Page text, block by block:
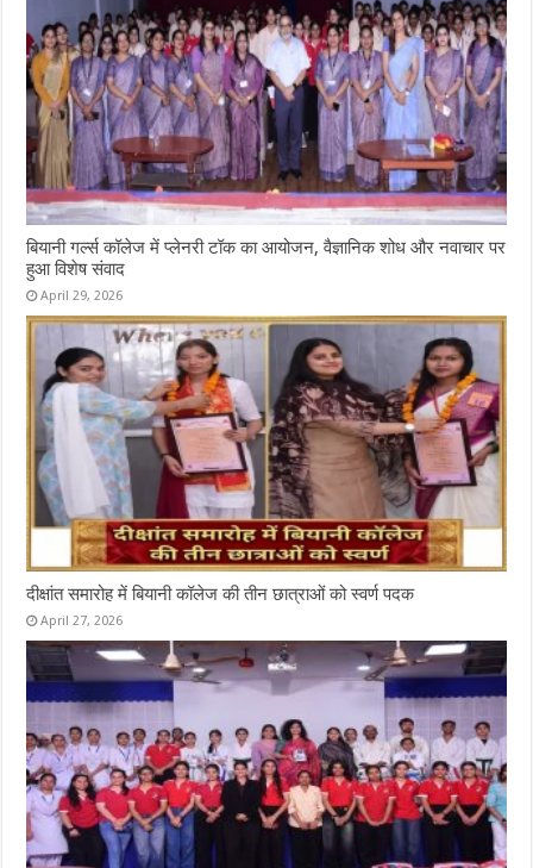
बियानी गर्ल्स कॉलेज में प्लेनरी टॉक का आयोजन, वैज्ञानिक शोध और नवाचार पर
हुआ विशेष संवाद
April 29, 2026
दीक्षांत समारोह में बियानी कॉलेज की तीन छात्राओं को स्वर्ण पदक
April 27, 2026